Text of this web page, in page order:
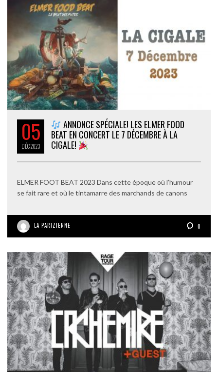
05
DÉC2023
ANNONCE SPÉCIALE! LES ELMER FOOD
BEAT EN CONCERT LE 7 DÉCEMBRE À LA
CIGALE!
ELMER FOOT BEAT 2023 Dans cette époque où l’humour
se fait rare et où le tintamarre des marchands de canons
LA PARIZIENNE 0